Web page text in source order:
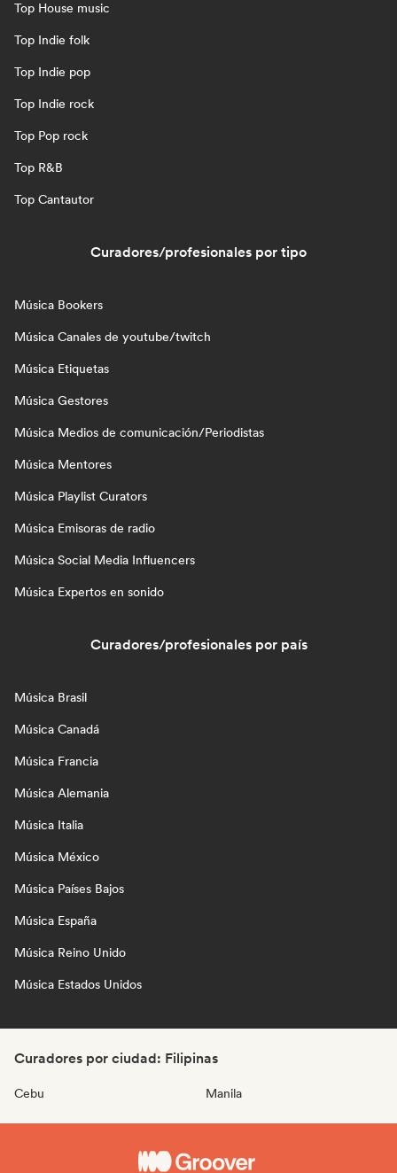
Top House music
Top Indie folk
Top Indie pop
Top Indie rock
Top Pop rock
Top R&B
Top Cantautor
Curadores/profesionales por tipo
Música Bookers
Música Canales de youtube/twitch
Música Etiquetas
Música Gestores
Música Medios de comunicación/Periodistas
Música Mentores
Música Playlist Curators
Música Emisoras de radio
Música Social Media Influencers
Música Expertos en sonido
Curadores/profesionales por país
Música Brasil
Música Canadá
Música Francia
Música Alemania
Música Italia
Música México
Música Países Bajos
Música España
Música Reino Unido
Música Estados Unidos
Curadores por ciudad: Filipinas
Cebu Manila